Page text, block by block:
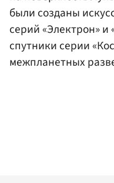
были созданы
серий «Электрон»
спутники серии
межпланетных